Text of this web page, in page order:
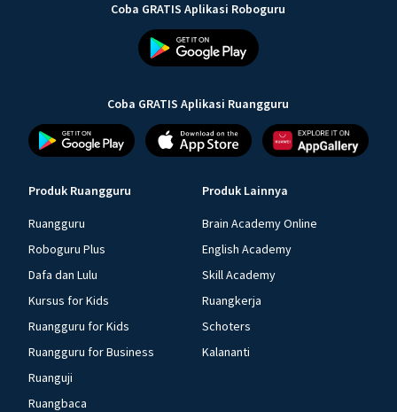
Coba GRATIS Aplikasi Roboguru
Coba GRATIS Aplikasi Ruangguru
Produk Ruangguru
Ruangguru
Roboguru Plus
Dafa dan Lulu
Kursus for Kids
Ruangguru for Kids
Ruangguru for Business
Ruanguji
Ruangbaca
Produk Lainnya
Brain Academy Online
English Academy
Skill Academy
Ruangkerja
Schoters
Kalananti